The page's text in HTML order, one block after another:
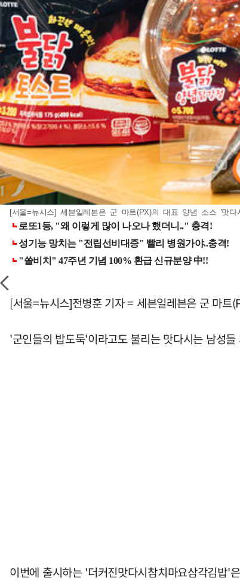
[서울=뉴시스] 세븐일레븐은 군 마트(PX)의 대표 양념 소스 '맛
[서울=뉴시스]전병훈 기자 = 세븐일레븐은 군 마
'군인들의 밥도둑'이라고도 불리는 맛다시는 남성
이번에 출시하는 '더커진맛다시참치마요삼각김밥'